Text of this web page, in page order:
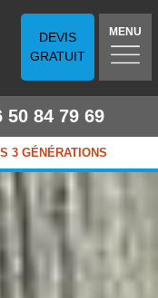
DEVIS
GRATUIT
MENU
50 84 79 69
3 GÉNÉRATIONS